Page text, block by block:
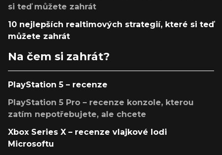
si teď můžete zahrát
10 nejlepších realtimových strategií, které si teď
můžete zahrát
Na čem si zahrát?
PlayStation 5 – recenze
PlayStation 5 Pro – recenze konzole, kterou
zatím nepotřebujete, ale chcete
Xbox Series X – recenze vlajkové lodi
Microsoftu